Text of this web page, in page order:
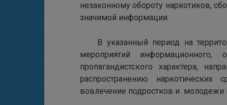
незаконному обороту наркотиков,
значимой информации.
В указанный период на
мероприятий информационного,
пропагандистского характера,
распространению наркотических
вовлечение подростков и молодежи